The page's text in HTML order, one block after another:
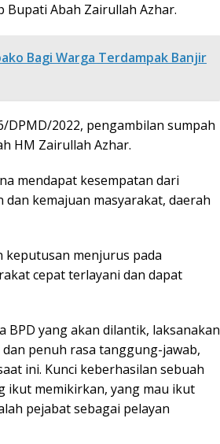
Bupati Abah Zairullah Azhar.
Bagi Warga Terdampak Banjir
DPMD/2022, pengambilan sumpah
HM Zairullah Azhar.
mendapat kesempatan dari
kemajuan masyarakat, daerah
keputusan menjurus pada
cepat terlayani dan dapat
BPD yang akan dilantik, laksanakan
penuh rasa tanggung-jawab,
ini. Kunci keberhasilan sebuah
ikut memikirkan, yang mau ikut
pejabat sebagai pelayan